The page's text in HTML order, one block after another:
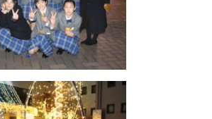
熊本市中央区上林町3-18
：096-354-5355 （代表）